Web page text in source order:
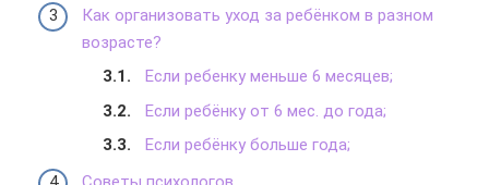
Как организовать уход за ребёнком в разном
возрасте?
Если ребенку меньше 6 месяцев;
Если ребёнку от 6 мес. до года;
Если ребёнку больше года;